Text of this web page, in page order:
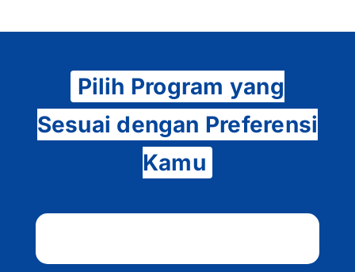
Pilih Program yang
Sesuai dengan Preferensi
Kamu